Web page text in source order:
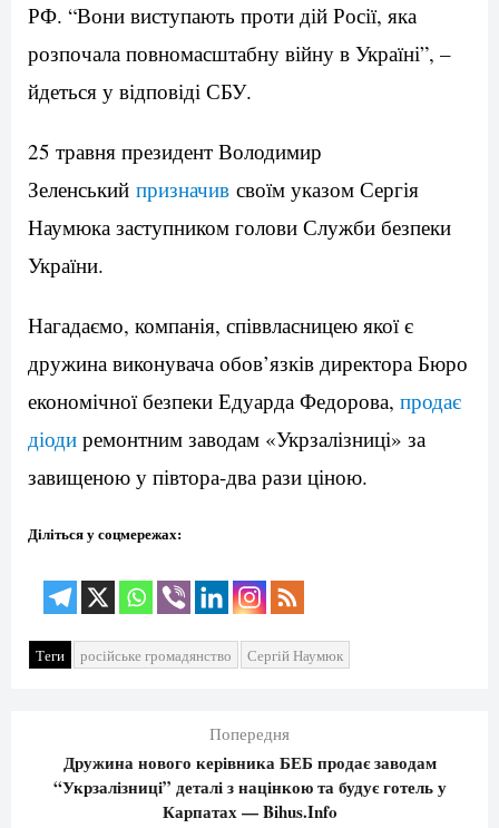
РФ. “Вони виступають проти дій Росії, яка
розпочала повномасштабну війну в Україні”, –
йдеться у відповіді СБУ.
25 травня президент Володимир
Зеленський призначив своїм указом Сергія
Наумюка заступником голови Служби безпеки
України.
Нагадаємо, компанія, співвласницею якої є
дружина виконувача обов’язків директора Бюро
економічної безпеки Едуарда Федорова, продає
діоди ремонтним заводам «Укрзалізниці» за
завищеною у півтора-два рази ціною.
Діліться у соцмережах:
Теги російське громадянство Сергій Наумюк
Попередня
Дружина нового керівника БЕБ продає заводам
“Укрзалізниці” деталі з націнкою та будує готель у
Карпатах — Bihus.Info